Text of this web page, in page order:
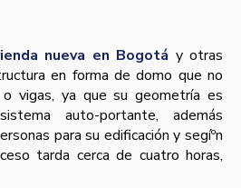
nueva en Bogotá y otras
en forma de domo que no
vigas, ya que su geometrí­a es
auto-portante, además
para su edificación y segíºn
tarda cerca de cuatro horas,